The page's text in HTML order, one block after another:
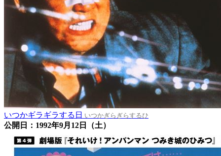
いつかギラギラする日 いつかぎらぎらするひ
公開日：1992年9月12日（土）